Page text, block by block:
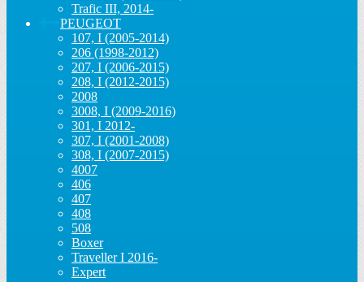
Trafic III, 2014-
PEUGEOT
107, I (2005-2014)
206 (1998-2012)
207, I (2006-2015)
208, I (2012-2015)
2008
3008, I (2009-2016)
301, I 2012-
307, I (2001-2008)
308, I (2007-2015)
4007
406
407
408
508
Boxer
Traveller I 2016-
Expert